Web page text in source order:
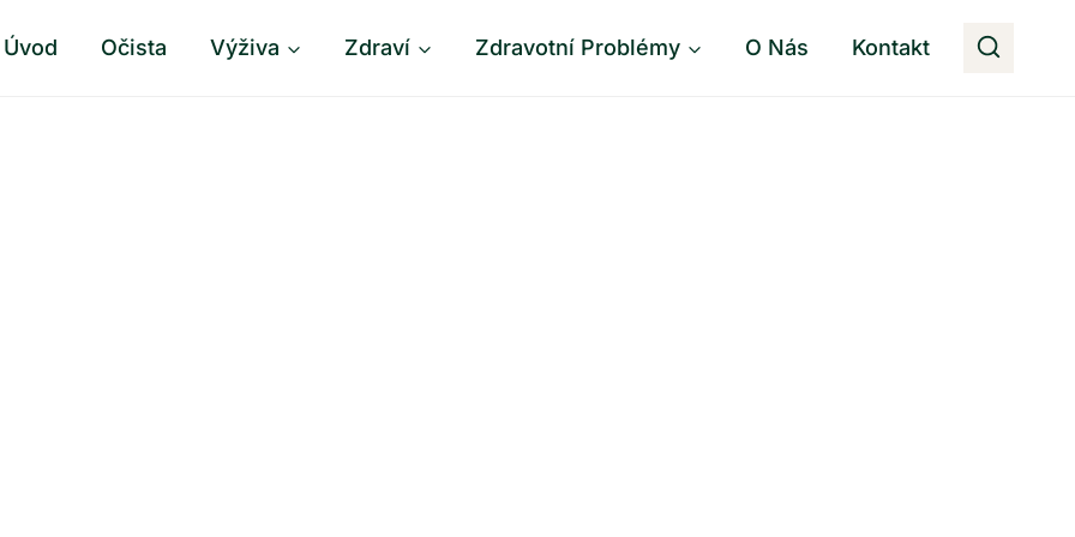
Úvod Očista Výživa Zdraví Zdravotní Problémy O Nás Kontakt